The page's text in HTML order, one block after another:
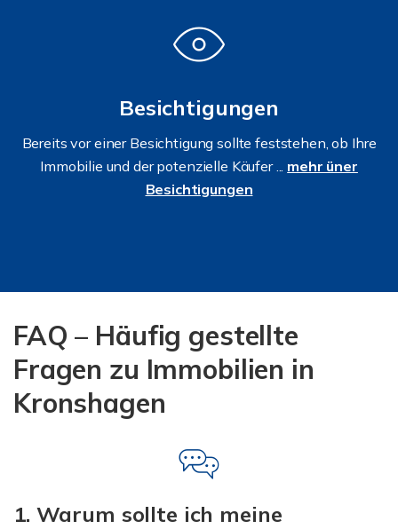
Besichtigungen
Bereits vor einer Besichtigung sollte feststehen, ob Ihre
Immobilie und der potenzielle Käufer ... mehr üner
Besichtigungen
FAQ – Häufig gestellte
Fragen zu Immobilien in
Kronshagen
1. Warum sollte ich meine